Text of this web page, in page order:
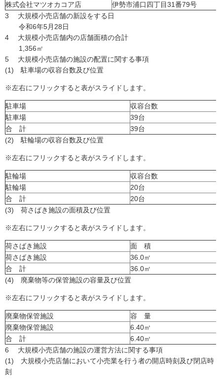
株式会社マツオカコア店
伊勢市浦口四丁目31番79号
3 大規模小売店舗の新設をする日
令和6年5月28日
4 大規模小売店舗内の店舗面積の合計
1,356㎡
5 大規模小売店舗の施設の配置に関する事項
(1) 駐車場の収容台数及び位置
※左右にフリックすると表がスライドします。
駐車場
収容台数
駐車場
39台
合 計
39台
(2) 駐輪場の収容台数及び位置
※左右にフリックすると表がスライドします。
駐輪場
収容台数
駐輪場
20台
合 計
20台
(3) 荷さばき施設の面積及び位置
※左右にフリックすると表がスライドします。
荷さばき施設
面 積
荷さばき施設
36.0㎡
合 計
36.0㎡
(4) 廃棄物等の保管施設の容量及び位置
※左右にフリックすると表がスライドします。
廃棄物保管施設
容 量
廃棄物保管施設
6.40㎥
合 計
6.40㎥
6 大規模小売店舗の施設の運営方法に関する事項
(1) 大規模小売店舗において小売業を行う者の開店時刻及び閉店時
刻